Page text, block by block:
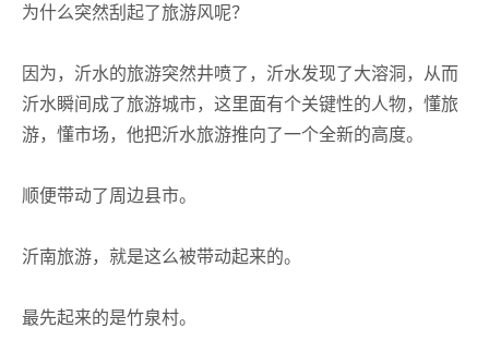
为什么突然刮起了旅游风呢？
因为，沂水的旅游突然井喷了，沂水发现了大溶洞，从而
沂水瞬间成了旅游城市，这里面有个关键性的人物，懂旅
游，懂市场，他把沂水旅游推向了一个全新的高度。
顺便带动了周边县市。
沂南旅游，就是这么被带动起来的。
最先起来的是竹泉村。